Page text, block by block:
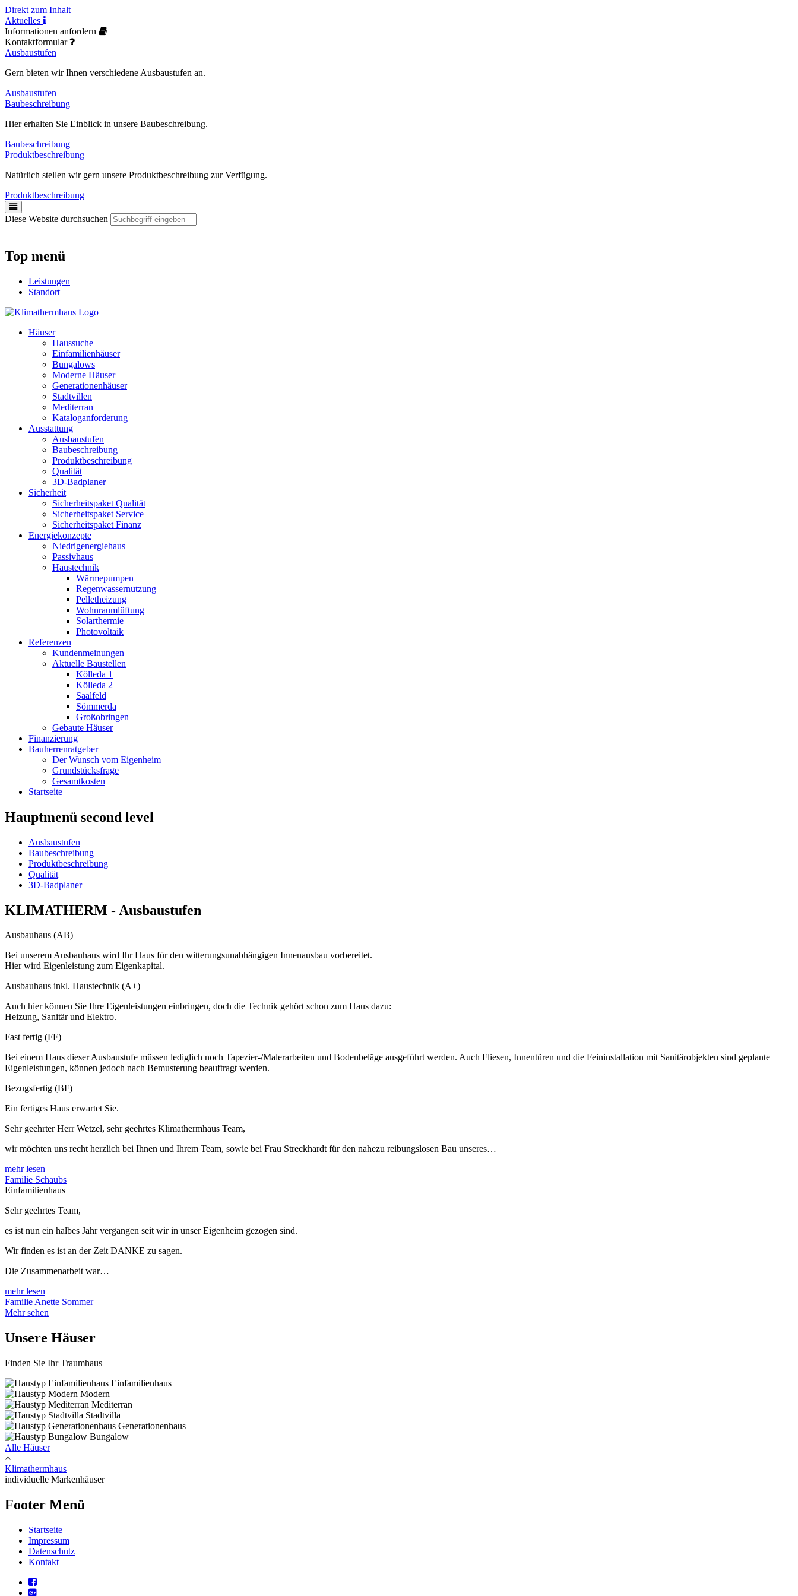
Direkt zum Inhalt
Aktuelles
Informationen anfordern
Kontaktformular
Ausbaustufen
Gern bieten wir Ihnen verschiedene Ausbaustufen an.
Ausbaustufen
Baubeschreibung
Hier erhalten Sie Einblick in unsere Baubeschreibung.
Baubeschreibung
Produktbeschreibung
Natürlich stellen wir gern unsere Produktbeschreibung zur Verfügung.
Produktbeschreibung
Diese Website durchsuchen
Top menü
Leistungen
Standort
Häuser
Haussuche
Einfamilienhäuser
Bungalows
Moderne Häuser
Generationenhäuser
Stadtvillen
Mediterran
Kataloganforderung
Ausstattung
Ausbaustufen
Baubeschreibung
Produktbeschreibung
Qualität
3D-Badplaner
Sicherheit
Sicherheitspaket Qualität
Sicherheitspaket Service
Sicherheitspaket Finanz
Energiekonzepte
Niedrigenergiehaus
Passivhaus
Haustechnik
Wärmepumpen
Regenwassernutzung
Pelletheizung
Wohnraumlüftung
Solarthermie
Photovoltaik
Referenzen
Kundenmeinungen
Aktuelle Baustellen
Kölleda 1
Kölleda 2
Saalfeld
Sömmerda
Großobringen
Gebaute Häuser
Finanzierung
Bauherrenratgeber
Der Wunsch vom Eigenheim
Grundstücksfrage
Gesamtkosten
Startseite
Hauptmenü second level
Ausbaustufen
Baubeschreibung
Produktbeschreibung
Qualität
3D-Badplaner
KLIMATHERM - Ausbaustufen
Ausbauhaus (AB)
Bei unserem Ausbauhaus wird Ihr Haus für den witterungsunabhängigen Innenausbau vorbereitet.
Hier wird Eigenleistung zum Eigenkapital.
Ausbauhaus inkl. Haustechnik (A+)
Auch hier können Sie Ihre Eigenleistungen einbringen, doch die Technik gehört schon zum Haus dazu:
Heizung, Sanitär und Elektro.
Fast fertig (FF)
Bei einem Haus dieser Ausbaustufe müssen lediglich noch Tapezier-/Malerarbeiten und Bodenbeläge ausgeführt werden. Auch Fliesen, Innentüren und die Feininstallation mit Sanitärobjekten sind geplante
Eigenleistungen, können jedoch nach Bemusterung beauftragt werden.
Bezugsfertig (BF)
Ein fertiges Haus erwartet Sie.
Sehr geehrter Herr Wetzel, sehr geehrtes Klimathermhaus Team,
wir möchten uns recht herzlich bei Ihnen und Ihrem Team, sowie bei Frau Streckhardt für den nahezu reibungslosen Bau unseres…
mehr lesen
Familie Schaubs
Einfamilienhaus
Sehr geehrtes Team,
es ist nun ein halbes Jahr vergangen seit wir in unser Eigenheim gezogen sind.
Wir finden es ist an der Zeit DANKE zu sagen.
Die Zusammenarbeit war…
mehr lesen
Familie Anette Sommer
Mehr sehen
Unsere Häuser
Finden Sie Ihr Traumhaus
Einfamilienhaus
Modern
Mediterran
Stadtvilla
Generationenhaus
Bungalow
Alle Häuser
Klimathermhaus
individuelle Markenhäuser
Footer Menü
Startseite
Impressum
Datenschutz
Kontakt
facebook
google+